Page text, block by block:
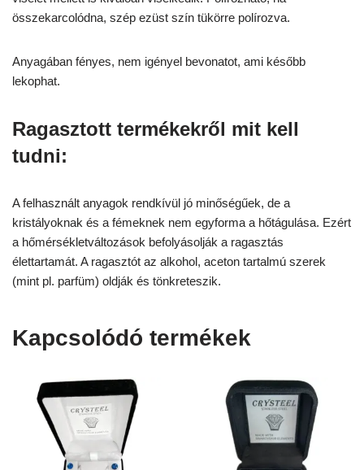
összekarcolódna, szép ezüst szín tükörre polírozva.
Anyagában fényes, nem igényel bevonatot, ami később
lekophat.
Ragasztott termékekről mit kell
tudni:
A felhasznált anyagok rendkívül jó minőségűek, de a
kristályoknak és a fémeknek nem egyforma a hőtágulása. Ezért
a hőmérsékletváltozások befolyásolják a ragasztás
élettartamát. A ragasztót az alkohol, aceton tartalmú szerek
(mint pl. parfüm) oldják és tönkreteszik.
Kapcsolódó termékek